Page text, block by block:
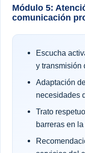
Módulo 5:
comunicación
Escucha
y transmisión
Adaptación
necesidades
Trato
barreras en